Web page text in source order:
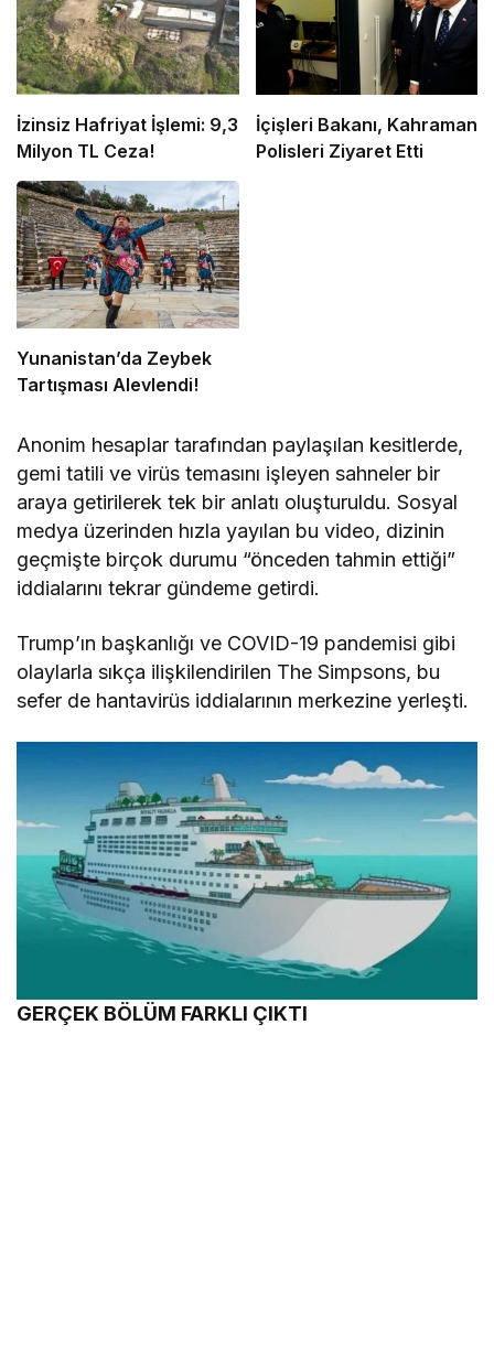
İzinsiz Hafriyat İşlemi: 9,3
Milyon TL Ceza!
İçişleri Bakanı, Kahraman
Polisleri Ziyaret Etti
Yunanistan’da Zeybek
Tartışması Alevlendi!
Anonim hesaplar tarafından paylaşılan kesitlerde,
gemi tatili ve virüs temasını işleyen sahneler bir
araya getirilerek tek bir anlatı oluşturuldu. Sosyal
medya üzerinden hızla yayılan bu video, dizinin
geçmişte birçok durumu “önceden tahmin ettiği”
iddialarını tekrar gündeme getirdi.
Trump’ın başkanlığı ve COVID-19 pandemisi gibi
olaylarla sıkça ilişkilendirilen The Simpsons, bu
sefer de hantavirüs iddialarının merkezine yerleşti.
GERÇEK BÖLÜM FARKLI ÇIKTI